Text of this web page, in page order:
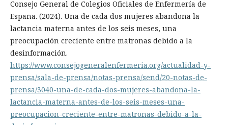
Consejo General de Colegios Oficiales de Enfermería de
España. (2024). Una de cada dos mujeres abandona la
lactancia materna antes de los seis meses, una
preocupación creciente entre matronas debido a la
desinformación.
https://www.consejogeneralenfermeria.org/actualidad-y-
prensa/sala-de-prensa/notas-prensa/send/20-notas-de-
prensa/3040-una-de-cada-dos-mujeres-abandona-la-
lactancia-materna-antes-de-los-seis-meses-una-
preocupacion-creciente-entre-matronas-debido-a-la-